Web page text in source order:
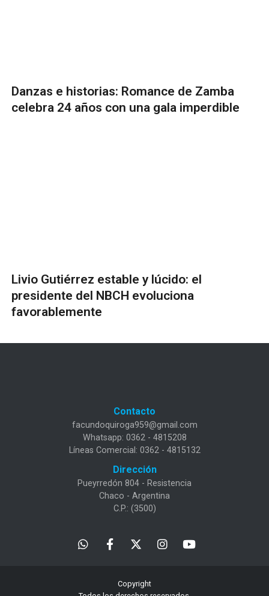
Danzas e historias: Romance de Zamba
celebra 24 años con una gala imperdible
Livio Gutiérrez estable y lúcido: el
presidente del NBCH evoluciona
favorablemente
Contacto
facundoquiroga959@gmail.com
Whatsapp: 0362 - 4815208
Líneas Comercial: 0362 - 4815132
Dirección
Pueyrredón 804 - Resistencia
Chaco - Argentina
C.P.: (3500)
Copyright